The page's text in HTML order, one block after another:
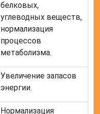
белковых,
углеводных веществ,
нормализация
процессов
метаболизма.
Увеличение запасов
энергии.
Нормализация